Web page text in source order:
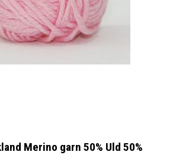
Merino garn 50% Uld 50%